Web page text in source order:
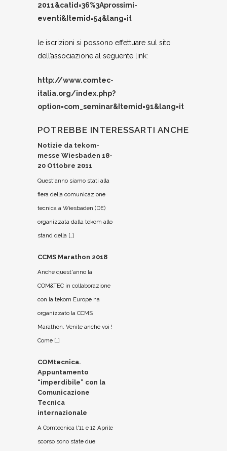
2011&catid=36%3Aprossimi-
eventi&Itemid=54&lang=it
le iscrizioni si possono effettuare sul sito
dell’associazione al seguente link:
http://www.comtec-
italia.org/index.php?
option=com_seminar&Itemid=91&lang=it
POTREBBE INTERESSARTI ANCHE
Notizie da tekom-
messe Wiesbaden 18-
20 Ottobre 2011
Quest'anno siamo stati alla
fiera della comunicazione
tecnica a Wiesbaden (DE)
organizzata dalla tekom allo
stand della […]
CCMS Marathon 2018
Anche quest'anno la
COM&TEC in collaborazione
con la tekom Europe ha
organizzato la CCMS
Marathon. Venite anche voi !
Come […]
COMtecnica.
Appuntamento
“imperdibile” con la
Comunicazione
Tecnica
internazionale
A Comtecnica l'11 e 12 Aprile
scorso sono state due